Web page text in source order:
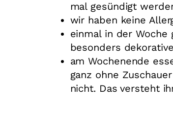
mal gesündigt
wir haben keine
einmal in der
besonders
am Wochenende
ganz ohne
nicht. Das versteht